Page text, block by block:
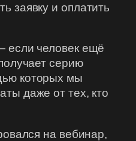
заявку и оплатить
если человек ещё
серию
которых мы
даже от тех, кто
на вебинар,